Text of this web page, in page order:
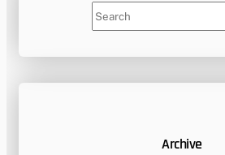
e
c
Archive